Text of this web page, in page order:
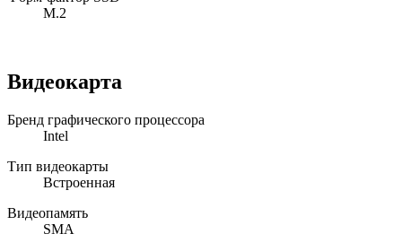
M.2
Видеокарта
Бренд графического процессора
Intel
Тип видеокарты
Встроенная
Видеопамять
SMA